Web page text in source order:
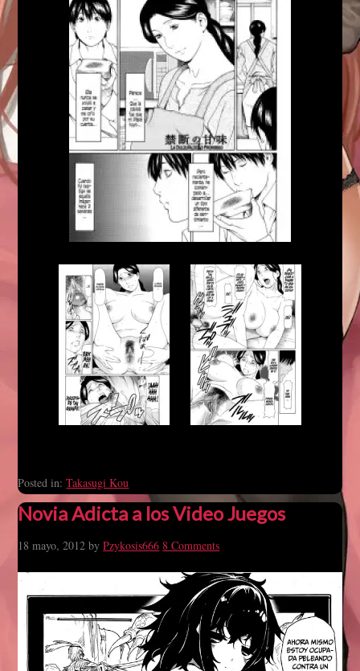
Posted in:Takasugi Kou
Novia Adicta a los Video Juegos
18 mayo, 2012 byPzykosis666 8 Comments